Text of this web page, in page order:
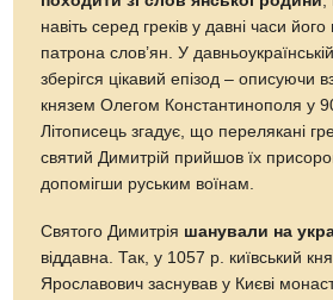
навіть серед греків у давні часи
патрона слов’ян. У
зберігся цікавий епізод – описуючи
князем Олегом Константинополя у
Літописець згадує, що перелякані
святий Димитрій прийшов їх
допомігши руським воїнам.
Святого Димитрія шанували на
віддавна. Так, у 1057 р. київський
Ярославович заснував у Києві